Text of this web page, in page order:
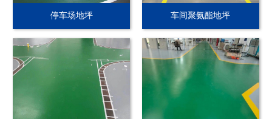
停车场地坪 车间聚氨酯地坪